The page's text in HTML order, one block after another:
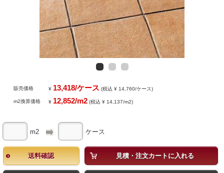
販売価格 ¥ 13,418/ケース (税込 ¥ 14,760/ケース)
m2換算価格 ¥ 12,852/m2 (税込 ¥ 14,137/m2)
m2 ケース
送料確認 見積・注文カートに入れる